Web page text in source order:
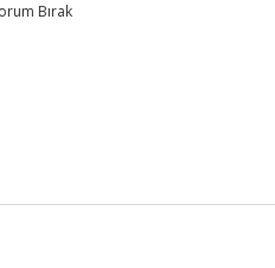
Bırak